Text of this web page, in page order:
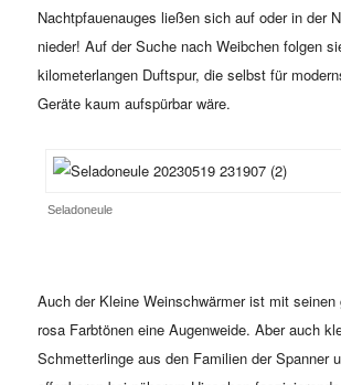
Nachtpfauenauges ließen sich auf oder in der
nieder! Auf der Suche nach Weibchen folgen
kilometerlangen Duftspur, die selbst für
Geräte kaum aufspürbar wäre.
Seladoneule
Auch der Kleine Weinschwärmer ist mit seinen
rosa Farbtönen eine Augenweide. Aber auch
Schmetterlinge aus den Familien der Spanner